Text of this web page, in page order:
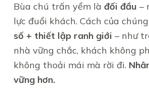
Bùa chú trấn yểm là đối đầu –
lực đuổi khách. Cách của
số + thiết lập ranh giới – như
nhà vững chắc, khách không
không thoải mái mà rời đi.
vững hơn.